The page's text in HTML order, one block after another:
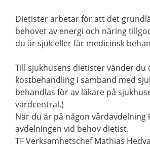
Dietister arbetar för att det
behovet av energi och näring
du är sjuk eller får medicinsk
Till sjukhusens dietister vänder du
kostbehandling i samband med
behandlas för av läkare på
vårdcentral.)
När du är på någon vårdavdelning
avdelningen vid behov dietist.
TF Verksamhetschef Mathias